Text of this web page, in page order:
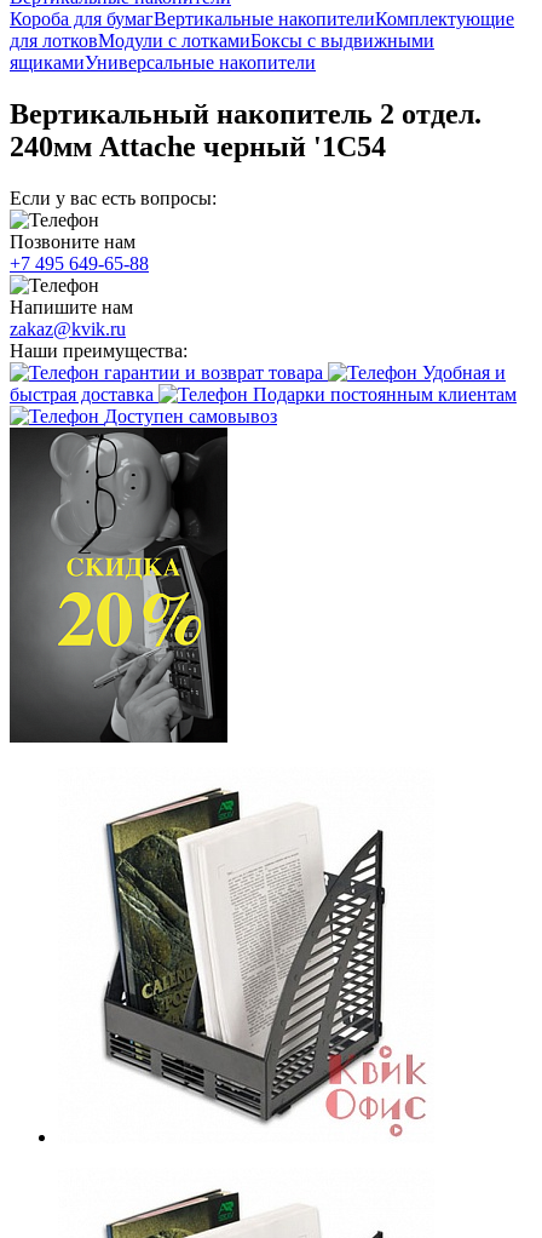
Короба для бумагВертикальные накопителиКомплектующие
для лотковМодули с лоткамиБоксы с выдвижными
ящикамиУниверсальные накопители
Вертикальный накопитель 2 отдел.
240мм Attache черный '1С54
Если у вас есть вопросы:
Позвоните нам
+7 495 649-65-88
Напишите нам
zakaz@kvik.ru
Наши преимущества:
гарантии и возврат товара
Удобная и
быстрая доставка
Подарки постоянным клиентам
Доступен самовывоз